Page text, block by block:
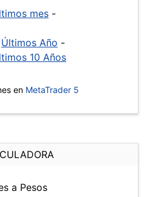
mes -
Últimos Año -
10 Años
en MetaTrader 5
a Pesos